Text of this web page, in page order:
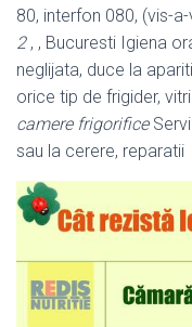
80, interfon 080, (vis-
2, , Bucuresti Igiena
neglijata, duce la
orice tip de frigider,
camere frigorifice
sau la cerere, reparatii